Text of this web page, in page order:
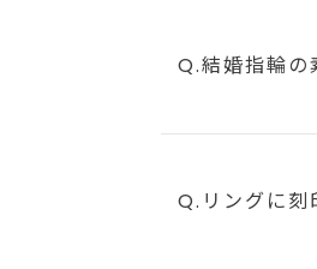
Q.結婚指輪の
Q.リングに刻